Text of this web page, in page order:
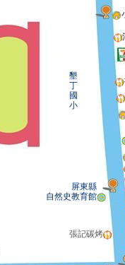
墾
丁
國
小
屏東縣
自然史教育館
張記碳烤